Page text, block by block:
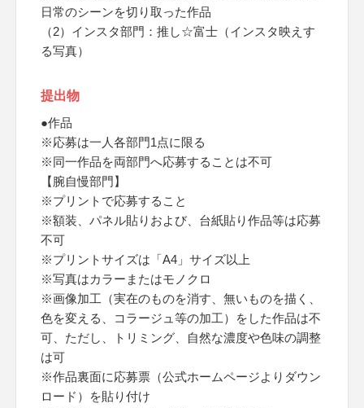
日常のシーンを切り取った作品
（2）インスタ部門：推し☆富士（インスタ映えす
る写真）
提出物
●作品
※応募は一人各部門1点に限る
※同一作品を両部門へ応募することは不可
【腕自慢部門】
※プリントで応募すること
※額装、パネル貼りおよび、台紙貼り作品等は応募
不可
※プリントサイズは「A4」サイズ以上
※写真はカラーまたはモノクロ
※画像加工（実在のものを消す、無いものを描く、
色を変える、コラージュ等の加工）をした作品は不
可、ただし、トリミング、自然な濃度や色味の調整
は可
※作品裏面に応募票（公式ホームページよりダウン
ロード）を貼り付け